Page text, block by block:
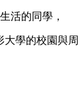
活的同學，
學的校園與周